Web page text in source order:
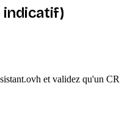
indicatif)
et validez qu'un CR